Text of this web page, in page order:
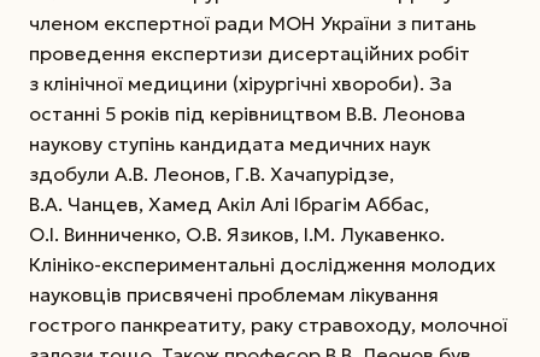
членом експертної ради МОН України з питань
проведення експертизи дисертаційних робіт
з клінічної медицини (хірургічні хвороби). За
останні 5 років під керівництвом В.В. Леонова
наукову ступінь кандидата медичних наук
здобули А.В. Леонов, Г.В. Хачапурідзе,
В.А. Чанцев, Хамед Акіл Алі Ібрагім Аббас,
О.І. Винниченко, О.В. Язиков, І.М. Лукавенко.
Клініко-експериментальні дослідження молодих
науковців присвячені проблемам лікування
гострого панкреатиту, раку стравоходу, молочної